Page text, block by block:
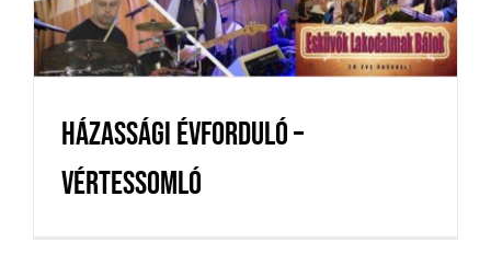
Vértessomló
Házassági évforduló –
Vértessomló